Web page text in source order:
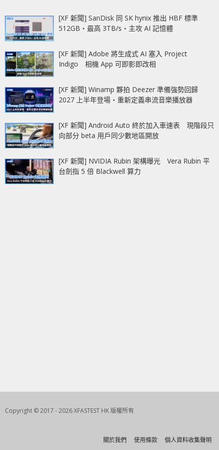
[XF 新聞] SanDisk 同 SK hynix 推出 HBF 標準
512GB‧最高 3TB/s‧主攻 AI 記憶體
[XF 新聞] Adobe 將生成式 AI 塞入 Project
Indigo 相機 App 可即影即改相
[XF 新聞] Winamp 夥拍 Deezer 準備強勢回歸
2027 上半年登場‧重新定義串流音樂播放器
[XF 新聞] Android Auto 終於加入車速表 現階段只
向部分 beta 用戶同少數地區開放
[XF 新聞] NVIDIA Rubin 架構曝光 Vera Rubin 平
台劍指 5 倍 Blackwell 算力
Copyright © 2017 - 2026 XFASTEST HK 版權所有
關於我們 使用條款 個人資料收集聲明